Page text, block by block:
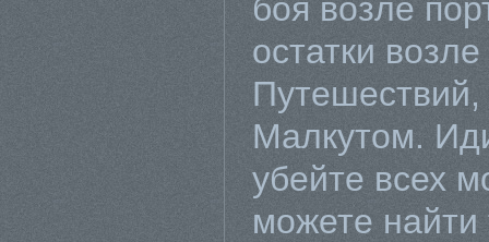
боя возле
остатки
Малкутом.
убейте всех
можете